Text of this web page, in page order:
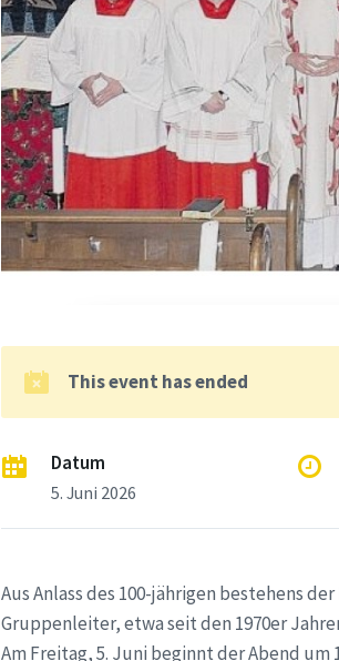
This event has ended
Datum
5. Juni 2026
Aus Anlass des 100-jährigen bestehens
Gruppenleiter, etwa seit den 1970er
Am Freitag, 5. Juni beginnt der Abend um